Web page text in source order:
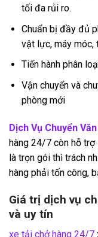
tối đa rủi ro.
Chuẩn bị đầy đủ
vật lực, máy móc,
Tiến hành phân
Vận chuyển và
phòng mới
Dịch Vụ Chuyển
hàng 24/7 còn hỗ
là trọn gói thì trách
hàng phải tốn công,
Giá trị dịch vụ
và uy tín
xe tải chở hàng 24/7